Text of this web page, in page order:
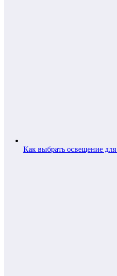
Как выбрать освещение